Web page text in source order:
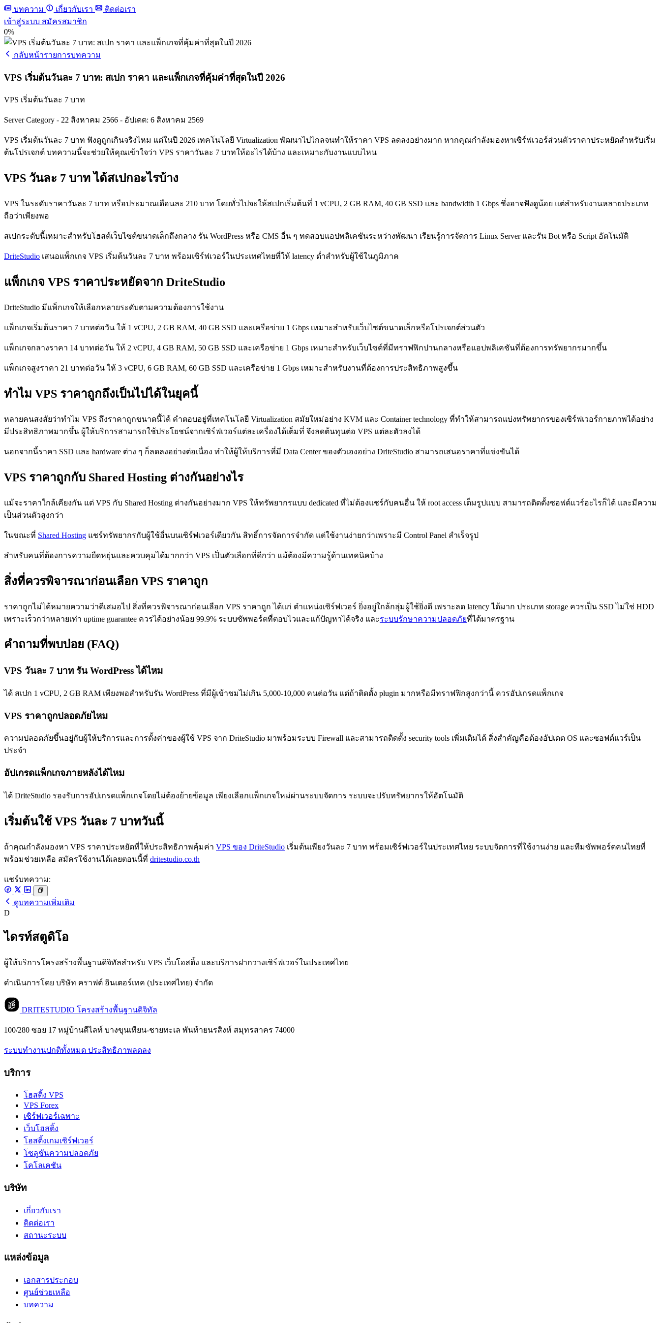
บทความ
เกี่ยวกับเรา
ติดต่อเรา
เข้าสู่ระบบ สมัครสมาชิก
0%
กลับหน้ารายการบทความ
VPS เริ่มต้นวันละ 7 บาท: สเปก ราคา และแพ็กเกจที่คุ้มค่าที่สุดในปี 2026
VPS เริ่มต้นวันละ 7 บาท
Server Category - 22 สิงหาคม 2566 - อัปเดต: 6 สิงหาคม 2569
VPS เริ่มต้นวันละ 7 บาท ฟังดูถูกเกินจริงไหม แต่ในปี 2026 เทคโนโลยี Virtualization พัฒนาไปไกลจนทำให้ราคา VPS ลดลงอย่างมาก หากคุณกำลังมองหาเซิร์ฟเวอร์ส่วนตัวราคาประหยัดสำหรับเริ่ม
ต้นโปรเจกต์ บทความนี้จะช่วยให้คุณเข้าใจว่า VPS ราคาวันละ 7 บาทให้อะไรได้บ้าง และเหมาะกับงานแบบไหน
VPS วันละ 7 บาท ได้สเปกอะไรบ้าง
VPS ในระดับราคาวันละ 7 บาท หรือประมาณเดือนละ 210 บาท โดยทั่วไปจะให้สเปกเริ่มต้นที่ 1 vCPU, 2 GB RAM, 40 GB SSD และ bandwidth 1 Gbps ซึ่งอาจฟังดูน้อย แต่สำหรับงานหลายประเภท
ถือว่าเพียงพอ
สเปกระดับนี้เหมาะสำหรับโฮสต์เว็บไซต์ขนาดเล็กถึงกลาง รัน WordPress หรือ CMS อื่น ๆ ทดสอบแอปพลิเคชันระหว่างพัฒนา เรียนรู้การจัดการ Linux Server และรัน Bot หรือ Script อัตโนมัติ
DriteStudio เสนอแพ็กเกจ VPS เริ่มต้นวันละ 7 บาท พร้อมเซิร์ฟเวอร์ในประเทศไทยที่ให้ latency ต่ำสำหรับผู้ใช้ในภูมิภาค
แพ็กเกจ VPS ราคาประหยัดจาก DriteStudio
DriteStudio มีแพ็กเกจให้เลือกหลายระดับตามความต้องการใช้งาน
แพ็กเกจเริ่มต้นราคา 7 บาทต่อวัน ให้ 1 vCPU, 2 GB RAM, 40 GB SSD และเครือข่าย 1 Gbps เหมาะสำหรับเว็บไซต์ขนาดเล็กหรือโปรเจกต์ส่วนตัว
แพ็กเกจกลางราคา 14 บาทต่อวัน ให้ 2 vCPU, 4 GB RAM, 50 GB SSD และเครือข่าย 1 Gbps เหมาะสำหรับเว็บไซต์ที่มีทราฟฟิกปานกลางหรือแอปพลิเคชันที่ต้องการทรัพยากรมากขึ้น
แพ็กเกจสูงราคา 21 บาทต่อวัน ให้ 3 vCPU, 6 GB RAM, 60 GB SSD และเครือข่าย 1 Gbps เหมาะสำหรับงานที่ต้องการประสิทธิภาพสูงขึ้น
ทำไม VPS ราคาถูกถึงเป็นไปได้ในยุคนี้
หลายคนสงสัยว่าทำไม VPS ถึงราคาถูกขนาดนี้ได้ คำตอบอยู่ที่เทคโนโลยี Virtualization สมัยใหม่อย่าง KVM และ Container technology ที่ทำให้สามารถแบ่งทรัพยากรของเซิร์ฟเวอร์กายภาพได้อย่าง
มีประสิทธิภาพมากขึ้น ผู้ให้บริการสามารถใช้ประโยชน์จากเซิร์ฟเวอร์แต่ละเครื่องได้เต็มที่ จึงลดต้นทุนต่อ VPS แต่ละตัวลงได้
นอกจากนี้ราคา SSD และ hardware ต่าง ๆ ก็ลดลงอย่างต่อเนื่อง ทำให้ผู้ให้บริการที่มี Data Center ของตัวเองอย่าง DriteStudio สามารถเสนอราคาที่แข่งขันได้
VPS ราคาถูกกับ Shared Hosting ต่างกันอย่างไร
แม้จะราคาใกล้เคียงกัน แต่ VPS กับ Shared Hosting ต่างกันอย่างมาก VPS ให้ทรัพยากรแบบ dedicated ที่ไม่ต้องแชร์กับคนอื่น ให้ root access เต็มรูปแบบ สามารถติดตั้งซอฟต์แวร์อะไรก็ได้ และมีความ
เป็นส่วนตัวสูงกว่า
ในขณะที่ Shared Hosting แชร์ทรัพยากรกับผู้ใช้อื่นบนเซิร์ฟเวอร์เดียวกัน สิทธิ์การจัดการจำกัด แต่ใช้งานง่ายกว่าเพราะมี Control Panel สำเร็จรูป
สำหรับคนที่ต้องการความยืดหยุ่นและควบคุมได้มากกว่า VPS เป็นตัวเลือกที่ดีกว่า แม้ต้องมีความรู้ด้านเทคนิคบ้าง
สิ่งที่ควรพิจารณาก่อนเลือก VPS ราคาถูก
ราคาถูกไม่ได้หมายความว่าดีเสมอไป สิ่งที่ควรพิจารณาก่อนเลือก VPS ราคาถูก ได้แก่ ตำแหน่งเซิร์ฟเวอร์ ยิ่งอยู่ใกล้กลุ่มผู้ใช้ยิ่งดี เพราะลด latency ได้มาก ประเภท storage ควรเป็น SSD ไม่ใช่ HDD
เพราะเร็วกว่าหลายเท่า uptime guarantee ควรได้อย่างน้อย 99.9% ระบบซัพพอร์ตที่ตอบไวและแก้ปัญหาได้จริง และระบบรักษาความปลอดภัยที่ได้มาตรฐาน
คำถามที่พบบ่อย (FAQ)
VPS วันละ 7 บาท รัน WordPress ได้ไหม
ได้ สเปก 1 vCPU, 2 GB RAM เพียงพอสำหรับรัน WordPress ที่มีผู้เข้าชมไม่เกิน 5,000-10,000 คนต่อวัน แต่ถ้าติดตั้ง plugin มากหรือมีทราฟฟิกสูงกว่านี้ ควรอัปเกรดแพ็กเกจ
VPS ราคาถูกปลอดภัยไหม
ความปลอดภัยขึ้นอยู่กับผู้ให้บริการและการตั้งค่าของผู้ใช้ VPS จาก DriteStudio มาพร้อมระบบ Firewall และสามารถติดตั้ง security tools เพิ่มเติมได้ สิ่งสำคัญคือต้องอัปเดต OS และซอฟต์แวร์เป็น
ประจำ
อัปเกรดแพ็กเกจภายหลังได้ไหม
ได้ DriteStudio รองรับการอัปเกรดแพ็กเกจโดยไม่ต้องย้ายข้อมูล เพียงเลือกแพ็กเกจใหม่ผ่านระบบจัดการ ระบบจะปรับทรัพยากรให้อัตโนมัติ
เริ่มต้นใช้ VPS วันละ 7 บาทวันนี้
ถ้าคุณกำลังมองหา VPS ราคาประหยัดที่ให้ประสิทธิภาพคุ้มค่า VPS ของ DriteStudio เริ่มต้นเพียงวันละ 7 บาท พร้อมเซิร์ฟเวอร์ในประเทศไทย ระบบจัดการที่ใช้งานง่าย และทีมซัพพอร์ตคนไทยที่
พร้อมช่วยเหลือ สมัครใช้งานได้เลยตอนนี้ที่ dritestudio.co.th
แชร์บทความ:
ดูบทความเพิ่มเติม
D
ไดรท์สตูดิโอ
ผู้ให้บริการโครงสร้างพื้นฐานดิจิทัลสำหรับ VPS เว็บโฮสติ้ง และบริการฝากวางเซิร์ฟเวอร์ในประเทศไทย
ดำเนินการโดย บริษัท คราฟต์ อินเตอร์เทค (ประเทศไทย) จำกัด
DRITESTUDIO โครงสร้างพื้นฐานดิจิทัล
100/280 ซอย 17 หมู่บ้านดีไลท์ บางขุนเทียน-ชายทะเล พันท้ายนรสิงห์ สมุทรสาคร 74000
ระบบทำงานปกติทั้งหมด ประสิทธิภาพลดลง
บริการ
โฮสติ้ง VPS
VPS Forex
เซิร์ฟเวอร์เฉพาะ
เว็บโฮสติ้ง
โฮสติ้งเกมเซิร์ฟเวอร์
โซลูชันความปลอดภัย
โคโลเคชัน
บริษัท
เกี่ยวกับเรา
ติดต่อเรา
สถานะระบบ
แหล่งข้อมูล
เอกสารประกอบ
ศูนย์ช่วยเหลือ
บทความ